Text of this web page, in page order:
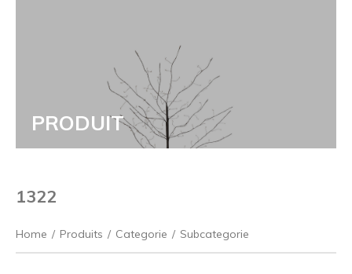
PRODUIT
1322
Home / Produits / Categorie / Subcategorie